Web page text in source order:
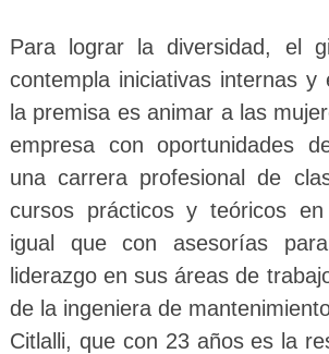
Para lograr la diversidad, el
contempla iniciativas internas y
la premisa es animar a las
empresa con oportunidades
una carrera profesional de
cursos prácticos y teóricos en
igual que con asesorías
liderazgo en sus áreas de
de la ingeniera de
Citlalli, que con 23 años es la